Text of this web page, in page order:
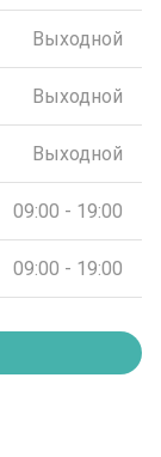
Выходной
Выходной
Выходной
09:00 - 19:00
09:00 - 19:00